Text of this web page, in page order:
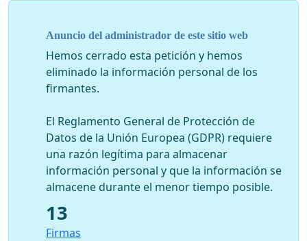
Anuncio del administrador de este sitio web
Hemos cerrado esta petición y hemos
eliminado la información personal de los
firmantes.
El Reglamento General de Protección de
Datos de la Unión Europea (GDPR) requiere
una razón legítima para almacenar
información personal y que la información se
almacene durante el menor tiempo posible.
13
Firmas